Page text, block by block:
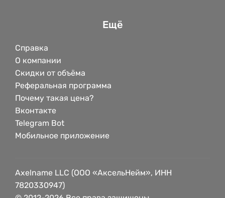
Ещё
Справка
О компании
Скидки от объёма
Реферальная программа
Почему такая цена?
Вконтакте
Telegram Bot
Мобильное приложение
Axelname LLC (ООО «АксельНейм», ИНН
7820330947)